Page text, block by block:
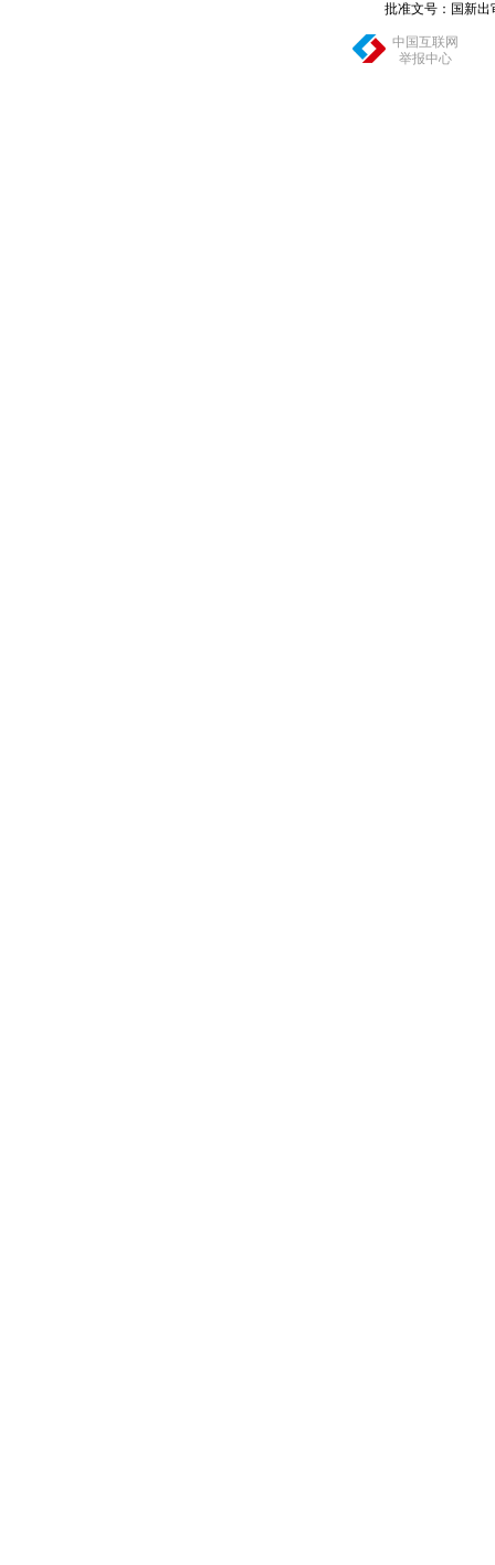
批准文号：国新
中国互联网
举报中心